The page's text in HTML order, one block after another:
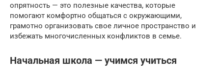
опрятность — это полезные качества, которые
помогают комфортно общаться с окружающими,
грамотно организовать свое личное пространство и
избежать многочисленных конфликтов в семье.
Начальная школа — учимся учиться